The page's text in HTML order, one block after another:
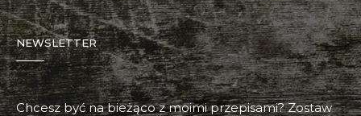
NEWSLETTER
Chcesz być na bieżąco z moimi przepisami? Zostaw